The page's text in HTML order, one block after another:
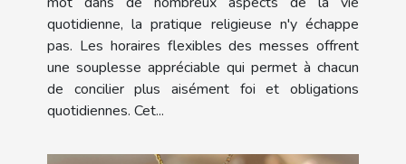
quotidienne, la pratique religieuse n'y échappe
pas. Les horaires flexibles des messes offrent
une souplesse appréciable qui permet à chacun
de concilier plus aisément foi et obligations
quotidiennes. Cet...